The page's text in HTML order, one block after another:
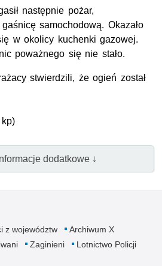
następnie pożar,
samochodową. Okazało
w okolicy kuchenki gazowej.
poważnego się nie stało.
stwierdzili, że ogień został
dodatkowe ↓
z województw
Archiwum X
Zaginieni
Lotnictwo Policji